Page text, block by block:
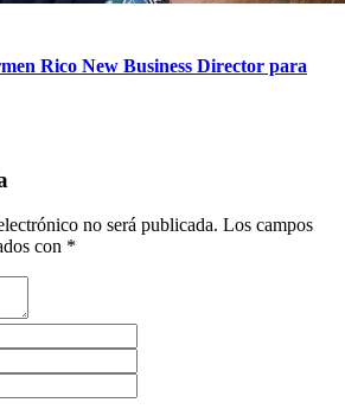
Rico New Business Director para
no será publicada. Los campos
con *